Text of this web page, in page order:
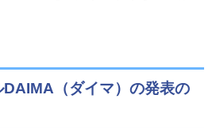
（ダイマ）の発表の